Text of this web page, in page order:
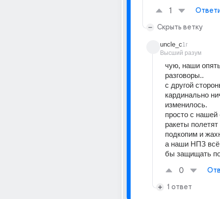
1
Скрыть ветку
uncle_c
Высший разум
1г
чую, наши
разговоры..
с другой
кардинально
изменилось.
просто с нашей
ракеты
подкопим и
а наши НПЗ всё
бы защищать
0
1 ответ